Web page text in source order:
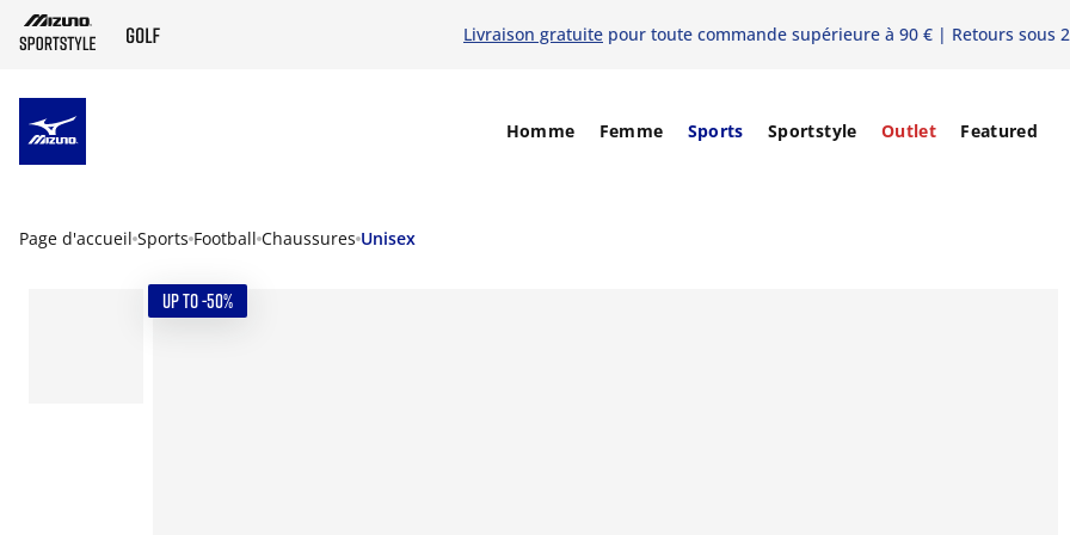
Livraison gratuite pour toute commande supérieure à 90 € | Retours sous
Homme Femme Sports Sportstyle Outlet Featured
Page d'accueil Sports Football Chaussures Unisex
UP TO -50%